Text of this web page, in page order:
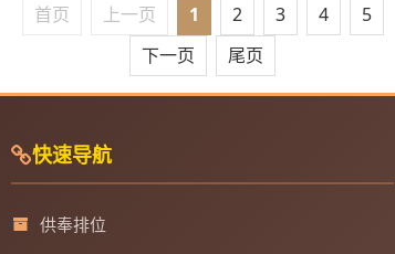
首页 上一页 1 2 3 4
5
下一页
尾页
快速导航
供奉排位